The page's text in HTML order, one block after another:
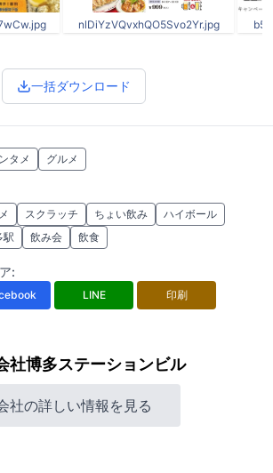
nlDiYzVQvxhQO5Svo2Yr.jpg
一括ダウンロード
タメ グルメ
スクラッチ ちょい飲み
ハイボール
駅 飲み会 飲食
:
LINE 印刷
社博多ステーションビル
社の詳しい情報を見る